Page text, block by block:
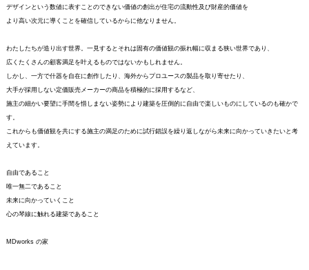
デザインという数値に表すことのできない価値の創出が住宅の流動性及び財産的価値を
より高い次元に導くことを確信しているからに他なりません。
わたしたちが造り出す世界。一見するとそれは固有の価値観の振れ幅に収まる狭い世界であり、
広くたくさんの顧客満足を叶えるものではないかもしれません。
しかし、一方で什器を自在に創作したり、海外からプロユースの製品を取り寄せたり、
大手が採用しない定価販売メーカーの商品を積極的に採用するなど、
施主の細かい要望に手間を惜しまない姿勢により建築を圧倒的に自由で楽しいものにしているのも確かで
す。
これからも価値観を共にする施主の満足のために試行錯誤を繰り返しながら未来に向かっていきたいと考
えています。
自由であること
唯一無二であること
未来に向かっていくこと
心の琴線に触れる建築であること
MDworks の家